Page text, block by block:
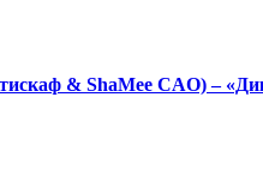
& ShaMee CAO) –